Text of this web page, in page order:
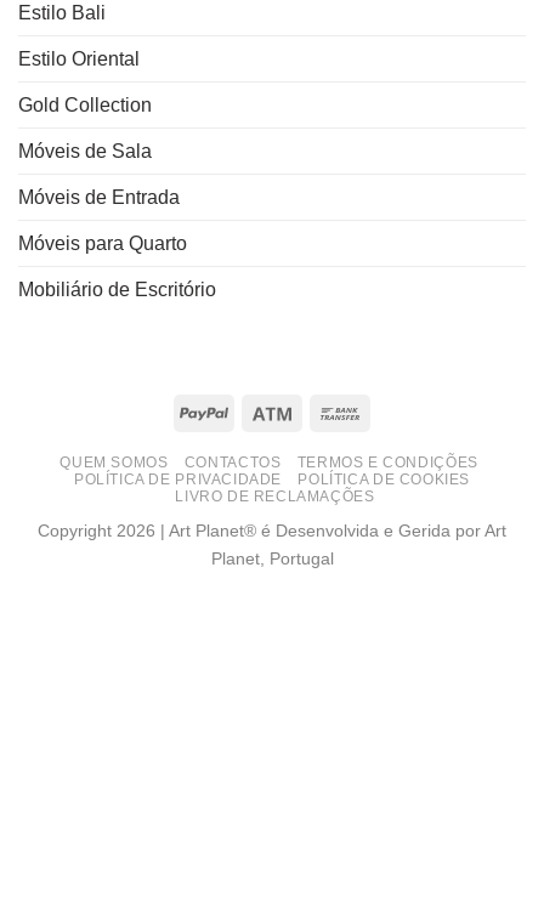
Estilo Bali
Estilo Oriental
Gold Collection
Móveis de Sala
Móveis de Entrada
Móveis para Quarto
Mobiliário de Escritório
PayPal Atm
QUEM SOMOS CONTACTOS
TERMOS E CONDIÇÕES
POLÍTICA DE PRIVACIDADE
POLÍTICA DE COOKIES
LIVRO DE RECLAMAÇÕES
Copyright 2026 | Art Planet® é Desenvolvida e Gerida por Art
Planet, Portugal